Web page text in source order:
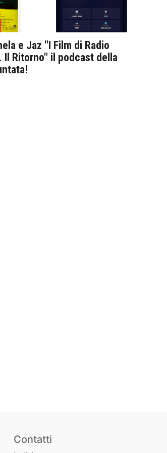
e Jaz "I Film di Radio
Il Ritorno" il podcast della
Contatti